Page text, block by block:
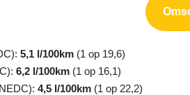
5,1 l/100km (1 op 19,6)
6,2 l/100km (1 op 16,1)
4,5 l/100km (1 op 22,2)